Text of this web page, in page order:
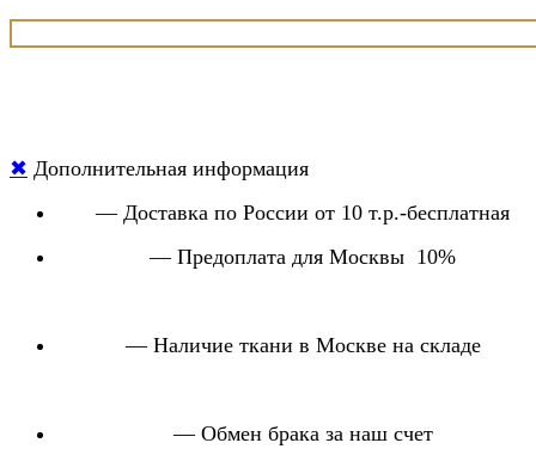
✖ Дополнительная информация
— Доставка по России от 10 т.р.-бесплатная
— Предоплата для Москвы 10%
— Наличие ткани в Москве на складе
— Обмен брака за наш счет